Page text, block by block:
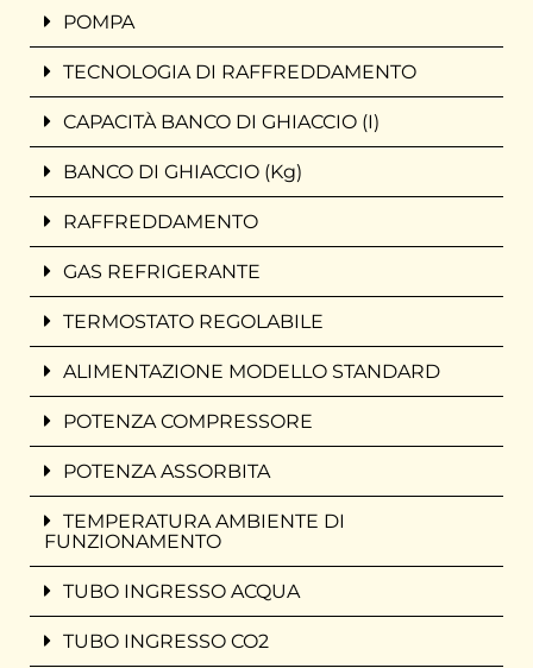
POMPA
TECNOLOGIA DI RAFFREDDAMENTO
CAPACITÀ BANCO DI GHIACCIO (I)
BANCO DI GHIACCIO (Kg)
RAFFREDDAMENTO
GAS REFRIGERANTE
TERMOSTATO REGOLABILE
ALIMENTAZIONE MODELLO STANDARD
POTENZA COMPRESSORE
POTENZA ASSORBITA
TEMPERATURA AMBIENTE DI
FUNZIONAMENTO
TUBO INGRESSO ACQUA
TUBO INGRESSO CO2